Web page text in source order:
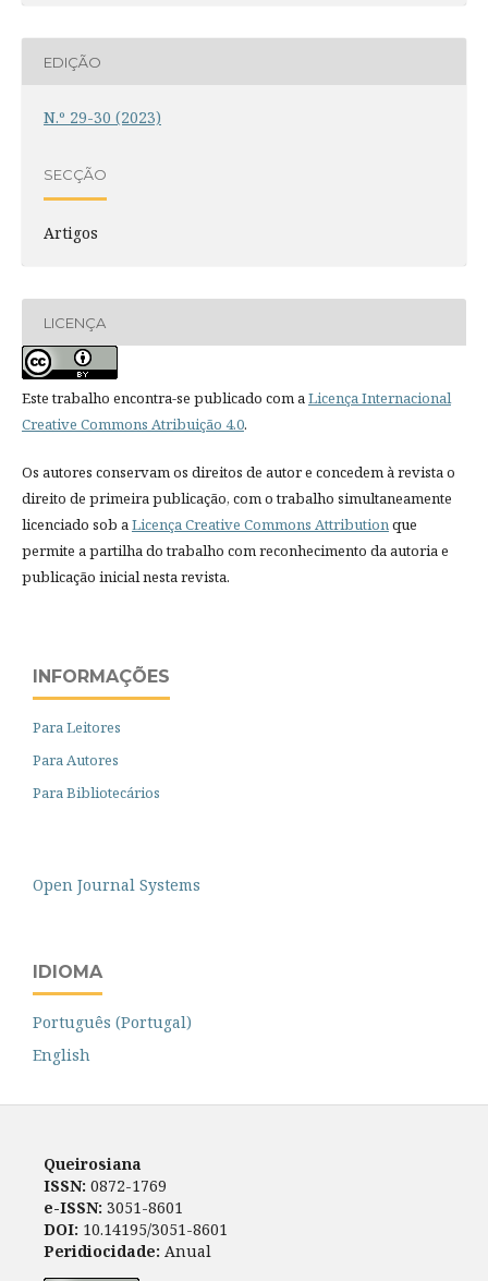
EDIÇÃO
N.º 29-30 (2023)
SECÇÃO
Artigos
LICENÇA
Este trabalho encontra-se publicado com aLicença Internacional
Creative Commons Atribuição 4.0.
Os autores conservam os direitos de autor e concedem à revista o
direito de primeira publicação, com o trabalho simultaneamente
licenciado sob aLicença Creative Commons Attributionque
permite a partilha do trabalho com reconhecimento da autoria e
publicação inicial nesta revista.
INFORMAÇÕES
Para Leitores
Para Autores
Para Bibliotecários
Open Journal Systems
IDIOMA
Português (Portugal)
English
Queirosiana
ISSN: 0872-1769
e-ISSN: 3051-8601
DOI: 10.14195/3051-8601
Peridiocidade: Anual